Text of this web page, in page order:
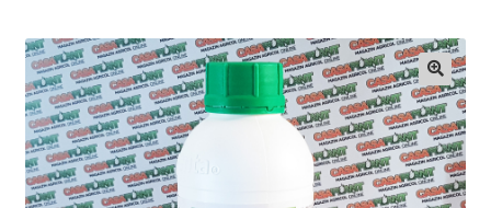
copil
Produse BIO
Igienă publică
Casa și grădina
Extinde
meniul